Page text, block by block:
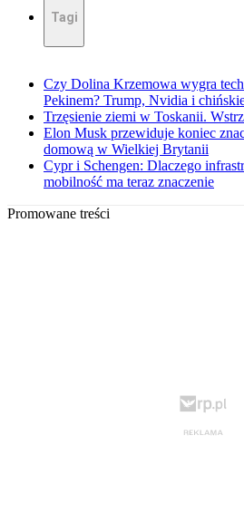
Tagi
Czy Dolina Krzemowa wygra
Pekinem? Trump, Nvidia i
Trzęsienie ziemi w Toskanii.
Elon Musk przewiduje koniec
domową w Wielkiej Brytanii
Cypr i Schengen: Dlaczego
mobilność ma teraz znaczenie
Promowane treści